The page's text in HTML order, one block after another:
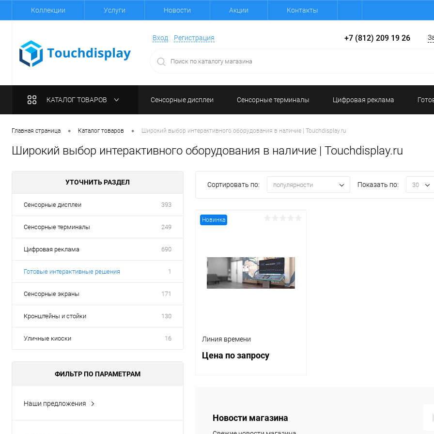
Коллекции Услуги Новости Акции Контакты
Вход Регистрация +7 (812) 209 19 26
КАТАЛОГ ТОВАРОВ Сенсорные дисплеи Сенсорные терминалы Цифровая реклама
Главная страница • Каталог товаров • Широкий выбор интерактивного оборудования в наличие | Touchdisplay.ru
Широкий выбор интерактивного оборудования в наличие | Touchdisplay.ru
УТОЧНИТЬ РАЗДЕЛ
Сенсорные дисплеи 393
Сенсорные терминалы 249
Цифровая реклама 690
Готовые интерактивные решения 1
Сенсорные экраны 171
Кронштейны и стойки 130
Уличные киоски 16
ФИЛЬТР ПО ПАРАМЕТРАМ
Наши предложения
Сортировать по: популярности Показать по: 30
Новинка
Линия времени
Цена по запросу
Новости магазина